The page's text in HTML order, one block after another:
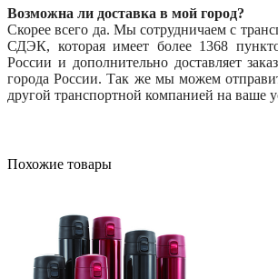
Возможна ли доставка в мой город?
Скорее всего да. Мы сотрудничаем с
СДЭК, которая имеет более 1368
России и дополнительно доставляет
города России. Так же мы можем
другой транспортной компанией на ваше
Похожие товары